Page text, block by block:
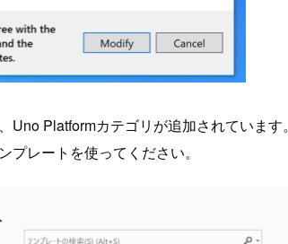
Uno Platformカテゴリが追加されています。
レートを使ってください。